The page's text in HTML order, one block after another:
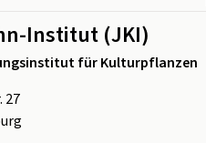
Institut (JKI)
für Kulturpflanzen
27